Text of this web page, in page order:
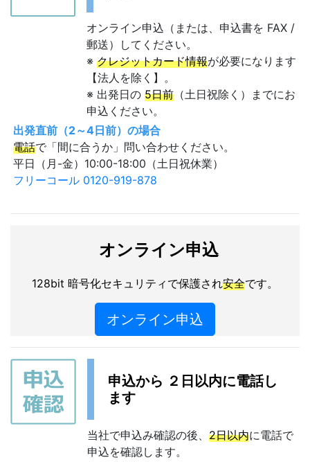
オンライン申込（または、申込書を FAX /
郵送）してください。
※ クレジットカード情報が必要になります
【法人を除く】。
※ 出発日の 5日前 （土日祝除く）までにお
申込ください。
出発直前（2～4日前）の場合
電話で「間に合うか」問い合わせください。
平日（月-金）10:00-18:00（土日祝休業）
フリーコール 0120-919-878
オンライン申込
128bit 暗号化セキュリティで保護され安全です。
オンライン申込
申込から ２日以内に電話し
ます
当社で申込み確認の後、 2日以内に電話で
申込を確認します。